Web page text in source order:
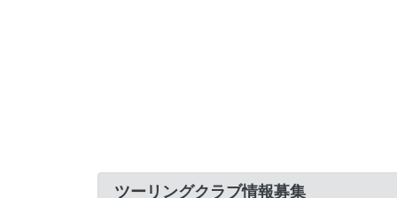
ツーリングクラブ情報募集